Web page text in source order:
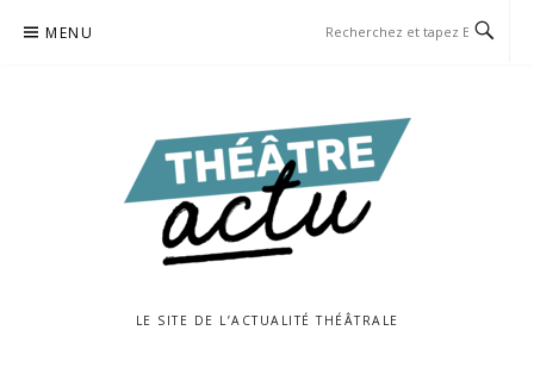
MENU
LE SITE DE L’ACTUALITÉ THÉÂTRALE